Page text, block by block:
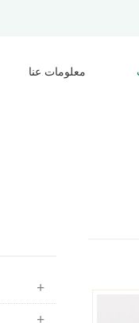
معلومات عنا